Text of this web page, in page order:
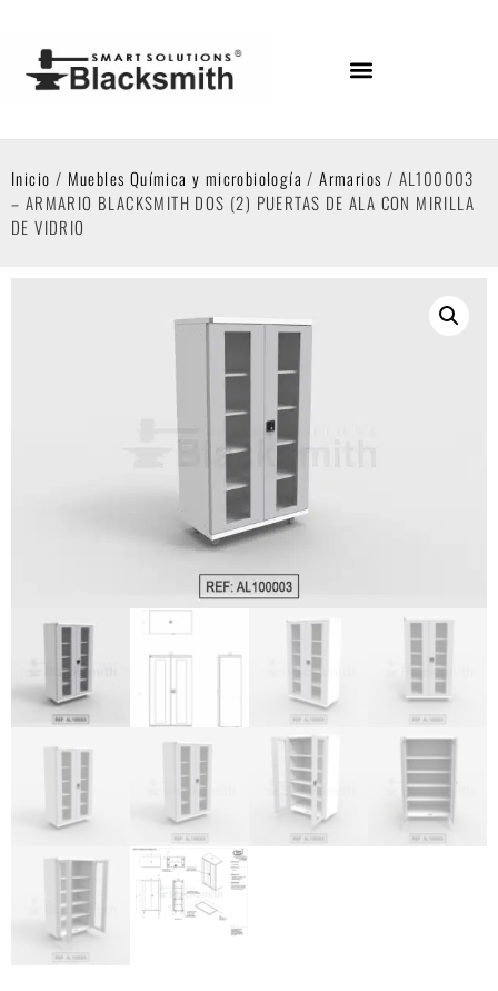
Inicio / Muebles Química y microbiología /Armarios / AL100003
– ARMARIO BLACKSMITH DOS (2) PUERTAS DE ALA CON MIRILLA
DE VIDRIO